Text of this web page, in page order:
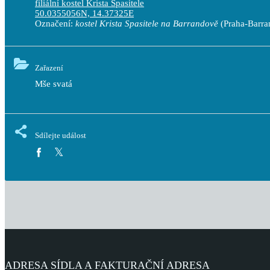
filiální kostel Krista Spasitele
50.0355056N, 14.37325E
Označení: kostel Krista Spasitele na Barrandově (Praha-
Zařazení
Mše svatá
Sdílejte událost
ADRESA SÍDLA A FAKTURAČNÍ ADRESA